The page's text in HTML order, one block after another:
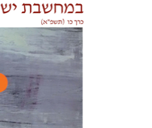
בנימין בראון